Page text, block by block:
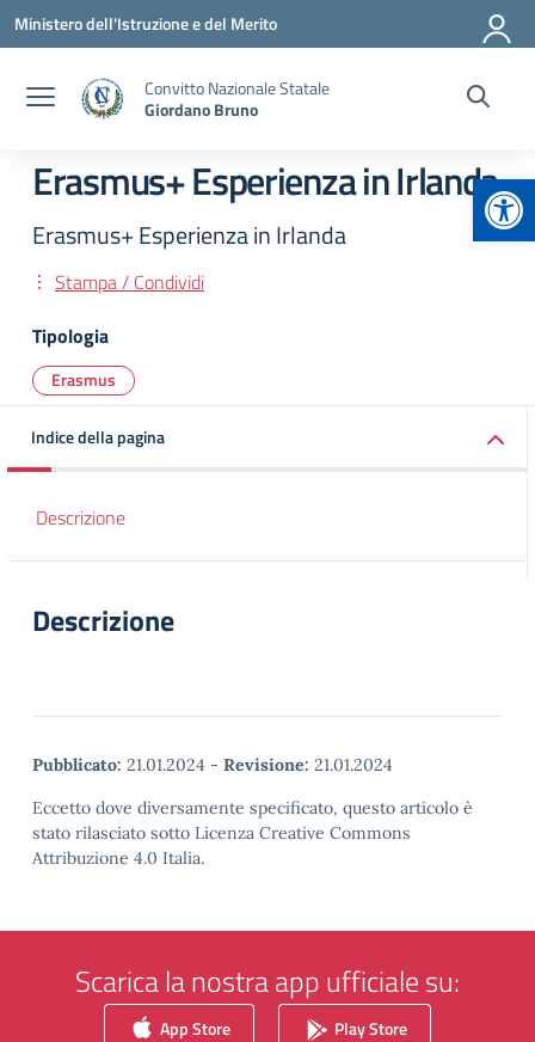
Vai ai contenuti
Vai al menu di navigazione
Vai al footer
Ministero dell'Istruzione e del Merito
Convitto Nazionale Statale
Giordano Bruno
Erasmus+ Esperienza in Irlanda
Erasmus+ Esperienza in Irlanda
Stampa / Condividi
Tipologia
Erasmus
Indice della pagina
Descrizione
Descrizione
Pubblicato: 21.01.2024 - Revisione: 21.01.2024
Eccetto dove diversamente specificato, questo articolo è
stato rilasciato sotto Licenza Creative Commons
Attribuzione 4.0 Italia.
Scarica la nostra app ufficiale su:
App Store Play Store